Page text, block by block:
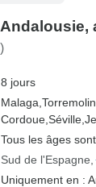
8 jours
Malaga,
Cordoue,Séville,
Tous les âges
Sud de l'Espagne
Uniquement en :